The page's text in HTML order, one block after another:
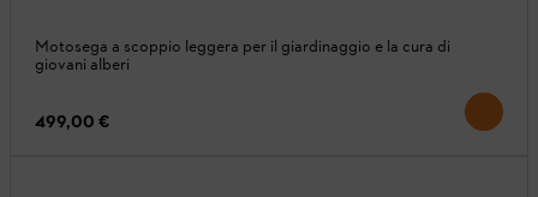
Motosega a scoppio leggera per il giardinaggio e la cura di
giovani alberi
499,00 €